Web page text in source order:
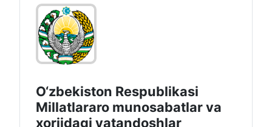
O‘zbekiston Respublikasi
Millatlararo munosabatlar va
xorijdagi vatandoshlar